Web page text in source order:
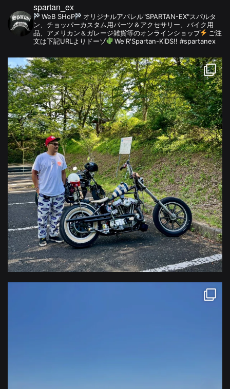
spartan_ex
WeB SHoP
オリジナルアパレル"SPARTAN-EX"スパルタ
ン、チョッパーカスタム用パーツ＆アクセサリー、バイク用
品、アメリカン＆ガレージ雑貨等のオンラインショップ
ご注
文は下記URLよりドーゾ
We'R'Spartan-KiDS!! #spartanex